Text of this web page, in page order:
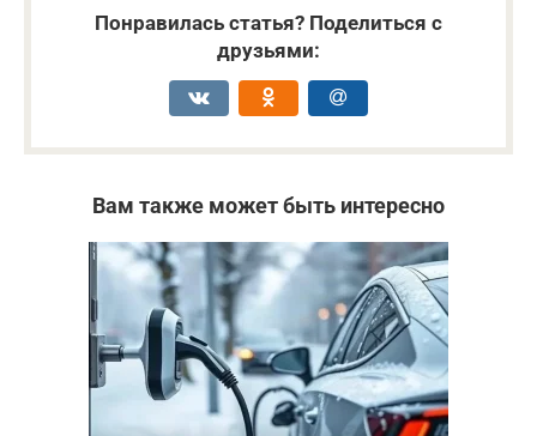
Понравилась статья? Поделиться с
друзьями:
Вам также может быть интересно